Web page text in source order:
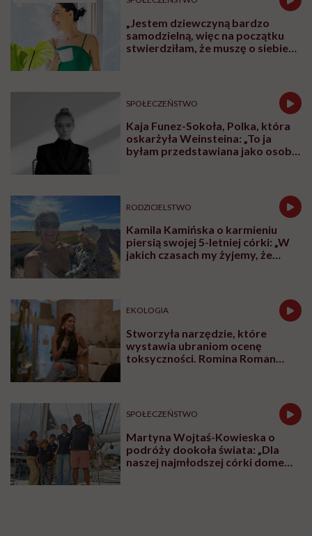
„Jestem dziewczyną bardzo
samodzielną, więc na początku
stwierdziłam, że muszę o siebie
SPOŁECZEŃSTWO
Kaja Funez-Sokoła, Polka, która
oskarżyła Weinsteina: „To ja
byłam przedstawiana jako osoba,
RODZICIELSTWO
Kamila Kamińska o karmieniu
piersią swojej 5-letniej córki: „W
jakich czasach my żyjemy, że
EKOLOGIA
Stworzyła narzędzie, które
wystawia ubraniom ocenę
toksyczności. Romina Roman
SPOŁECZEŃSTWO
Martyna Wojtaś-Kowieska o
podróży dookoła świata: „Dla
naszej najmłodszej córki domem